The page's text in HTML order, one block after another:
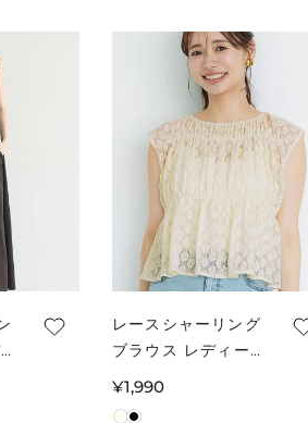
レースシャーリング
ブラウス レディース
通
常
¥1,990